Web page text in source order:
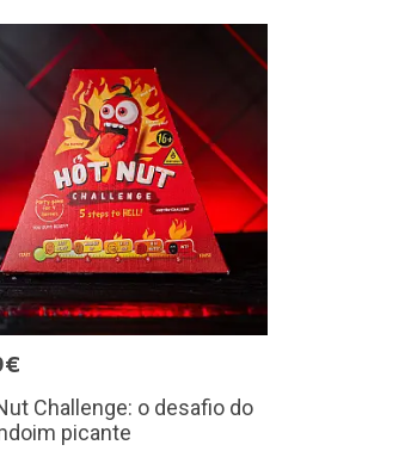
Challenge: o desafio do
picante